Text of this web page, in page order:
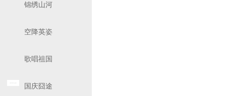
锦绣山河
空降英姿
歌唱祖国
国庆囧途